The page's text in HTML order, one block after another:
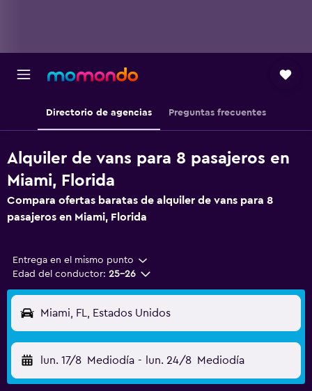
Directorio de agencias Preguntas frecuentes
Alquiler de vans para 8 pasajeros en
Miami, Florida
Compara ofertas baratas de alquiler de vans para 8
pasajeros en Miami, Florida
Entrega en el mismo punto
Edad del conductor: 25-26
Miami, FL, Estados Unidos
lun. 17/8 Mediodía - lun. 24/8 Mediodía